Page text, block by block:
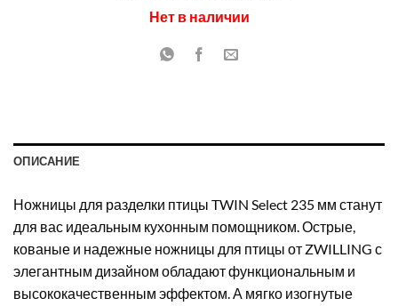
Нет в наличии
ОПИСАНИЕ
Ножницы для разделки птицы TWIN Select 235 мм станут
для вас идеальным кухонным помощником. Острые,
кованые и надежные ножницы для птицы от ZWILLING с
элегантным дизайном обладают функциональным и
высококачественным эффектом. А мягко изогнутые